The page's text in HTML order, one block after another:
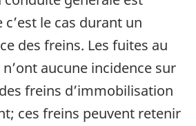
le cas durant un
des freins. Les fuites au
aucune incidence sur
freins d’immobilisation
ces freins peuvent retenir